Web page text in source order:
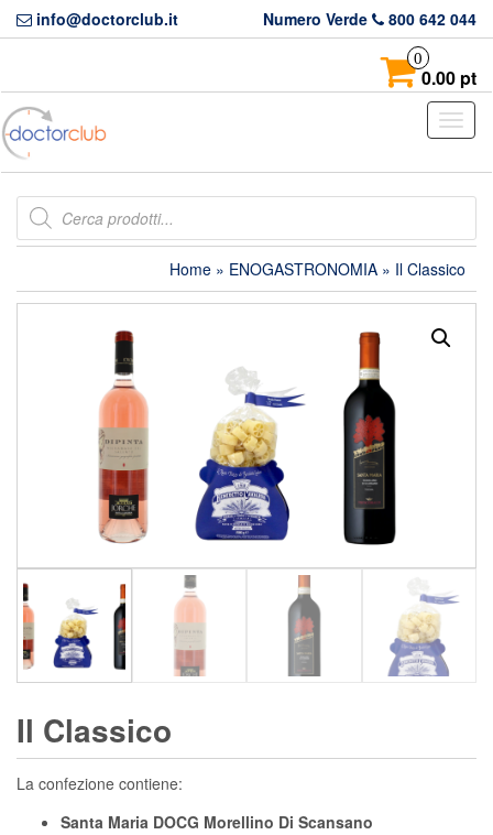
Skip
to
info@doctorclub.it Numero Verde 800 642 044
0
0.00 pt
Products
search
Home » ENOGASTRONOMIA » Il Classico
Il Classico
La confezione contiene:
Santa Maria DOCG Morellino Di Scansano